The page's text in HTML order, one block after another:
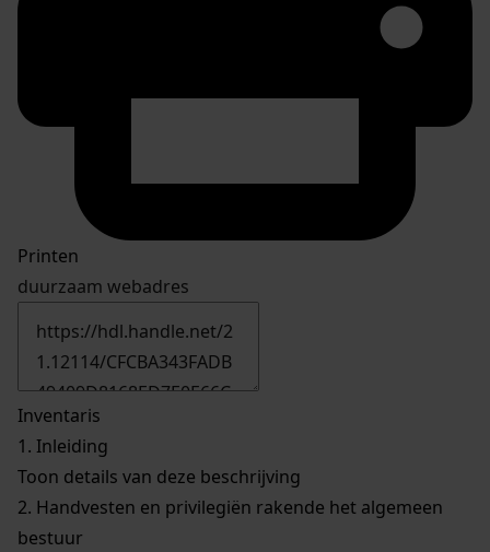
Printen
duurzaam webadres
Inventaris
1. Inleiding
Toon details van deze beschrijving
2. Handvesten en privilegiën rakende het algemeen
bestuur